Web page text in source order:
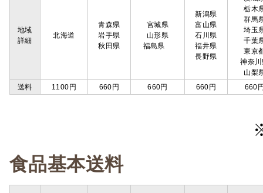
地域
詳細
北海道
青森県
岩手県
秋田県
宮城県
山形県
福島県
新潟県
富山県
石川県
福井県
長野県
栃木
群馬
埼玉
千葉
東京
神奈
山梨
送料
1100円 660円 660円 660円 660
食品基本送料